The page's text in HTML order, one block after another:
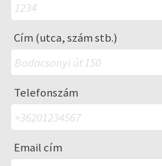
Cím (utca, szám stb.)
Telefonszám
Email cím